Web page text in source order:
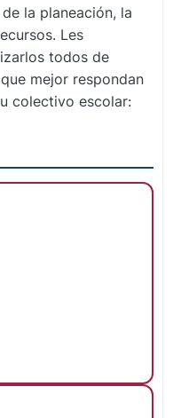
la planeación, la
Les
todos de
mejor respondan
colectivo escolar: